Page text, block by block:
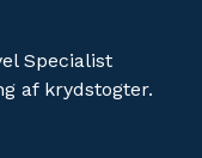
Specialist
af krydstogter.